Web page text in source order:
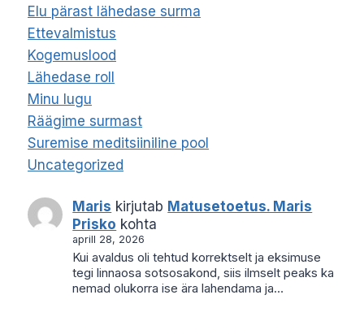
Elu pärast lähedase surma
Ettevalmistus
Kogemuslood
Lähedase roll
Minu lugu
Räägime surmast
Suremise meditsiiniline pool
Uncategorized
Maris kirjutab Matusetoetus. Maris
Prisko kohta
aprill 28, 2026
Kui avaldus oli tehtud korrektselt ja eksimuse
tegi linnaosa sotsosakond, siis ilmselt peaks ka
nemad olukorra ise ära lahendama ja…